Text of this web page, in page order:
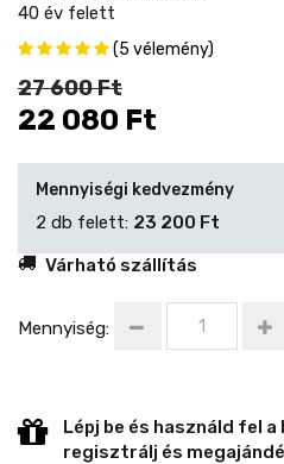
40 év felett
(5 vélemény)
27 600 Ft
22 080 Ft
Mennyiségi kedvezmény
2 db felett: 23 200 Ft
Várható szállítás
Mennyiség:
Lépj be és használd fel
regisztrálj és